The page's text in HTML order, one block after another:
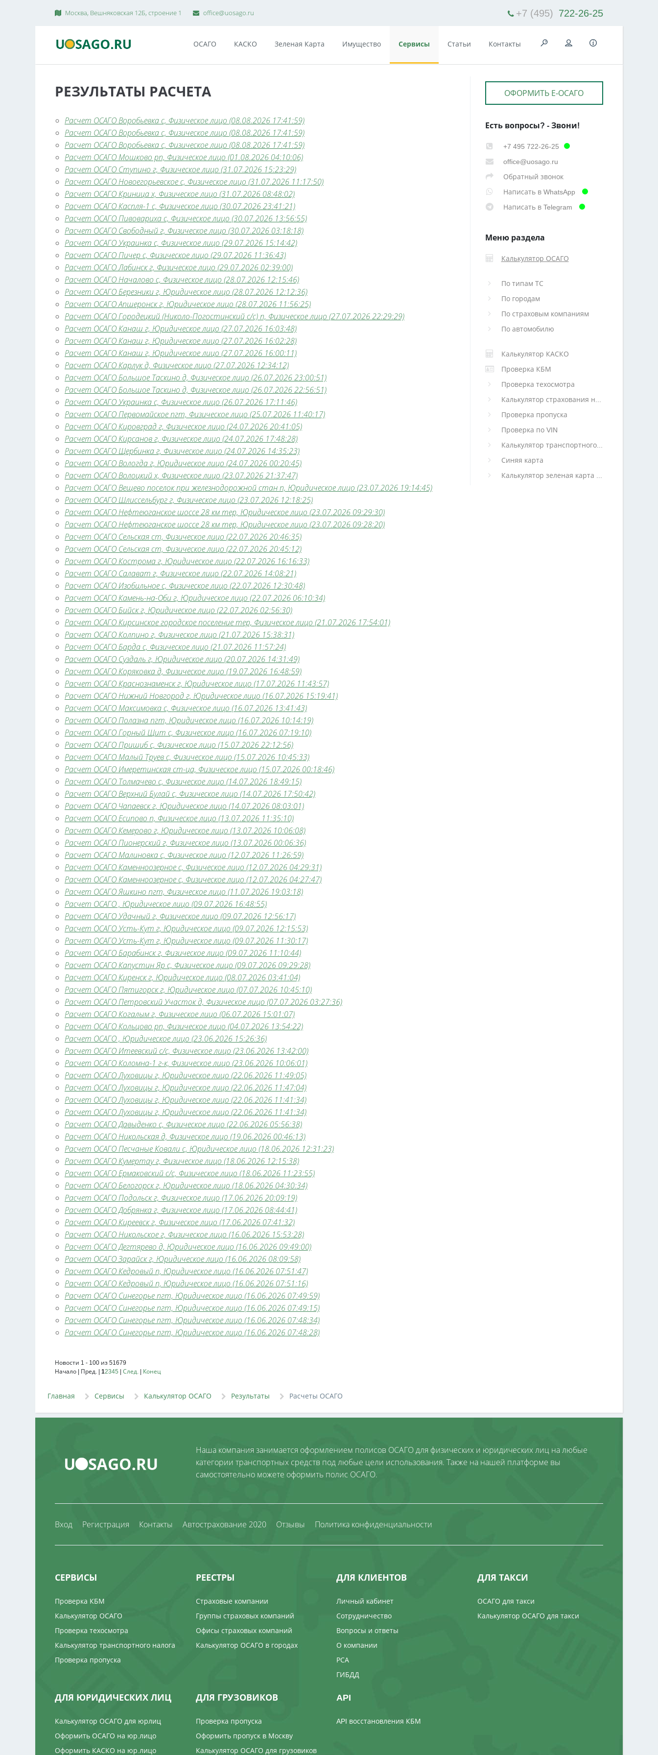
Москва, Вешняковская 12Б, строение 1 office@uosago.ru +7 (495) 722-26-25
ОСАГО КАСКО Зеленая Карта Имущество Сервисы Статьи Контакты
РЕЗУЛЬТАТЫ РАСЧЕТА
Расчет ОСАГО Воробьевка с, Физическое лицо (08.08.2026 17:41:59)
Расчет ОСАГО Воробьевка с, Физическое лицо (08.08.2026 17:41:59)
Расчет ОСАГО Воробьевка с, Физическое лицо (08.08.2026 17:41:59)
Расчет ОСАГО Мошково рп, Физическое лицо (01.08.2026 04:10:06)
Расчет ОСАГО Ступино г, Физическое лицо (31.07.2026 15:23:29)
Расчет ОСАГО Новоегорьевское с, Физическое лицо (31.07.2026 11:17:50)
Расчет ОСАГО Криница х, Физическое лицо (31.07.2026 08:48:02)
Расчет ОСАГО Каспля-1 с, Физическое лицо (30.07.2026 23:41:21)
Расчет ОСАГО Пивовариха с, Физическое лицо (30.07.2026 13:56:55)
Расчет ОСАГО Свободный г, Физическое лицо (30.07.2026 03:18:18)
Расчет ОСАГО Украинка с, Физическое лицо (29.07.2026 15:14:42)
Расчет ОСАГО Пичер с, Физическое лицо (29.07.2026 11:36:43)
Расчет ОСАГО Лабинск г, Физическое лицо (29.07.2026 02:39:00)
Расчет ОСАГО Началово с, Физическое лицо (28.07.2026 12:15:46)
Расчет ОСАГО Березники г, Юридическое лицо (28.07.2026 12:12:36)
Расчет ОСАГО Апшеронск г, Юридическое лицо (28.07.2026 11:56:25)
Расчет ОСАГО Городецкий (Николо-Погостинский с/с) п, Физическое лицо (27.07.2026 22:29:29)
Расчет ОСАГО Канаш г, Юридическое лицо (27.07.2026 16:03:48)
Расчет ОСАГО Канаш г, Юридическое лицо (27.07.2026 16:02:28)
Расчет ОСАГО Канаш г, Юридическое лицо (27.07.2026 16:00:11)
Расчет ОСАГО Карлук д, Физическое лицо (27.07.2026 12:34:12)
Расчет ОСАГО Большое Таскино д, Физическое лицо (26.07.2026 23:00:51)
Расчет ОСАГО Большое Таскино д, Физическое лицо (26.07.2026 22:56:51)
Расчет ОСАГО Украинка с, Физическое лицо (26.07.2026 17:11:46)
Расчет ОСАГО Первомайское пгт, Физическое лицо (25.07.2026 11:40:17)
Расчет ОСАГО Кировград г, Физическое лицо (24.07.2026 20:41:05)
Расчет ОСАГО Кирсанов г, Физическое лицо (24.07.2026 17:48:28)
Расчет ОСАГО Щербинка г, Физическое лицо (24.07.2026 14:35:23)
Расчет ОСАГО Вологда г, Юридическое лицо (24.07.2026 00:20:45)
Расчет ОСАГО Волоцкий х, Физическое лицо (23.07.2026 21:37:47)
Расчет ОСАГО Вещево поселок при железнодорожной стан п, Юридическое лицо (23.07.2026 19:14:45)
Расчет ОСАГО Шлиссельбург г, Физическое лицо (23.07.2026 12:18:25)
Расчет ОСАГО Нефтеюганское шоссе 28 км тер, Юридическое лицо (23.07.2026 09:29:30)
Расчет ОСАГО Нефтеюганское шоссе 28 км тер, Юридическое лицо (23.07.2026 09:28:20)
Расчет ОСАГО Сельская ст, Физическое лицо (22.07.2026 20:46:35)
Расчет ОСАГО Сельская ст, Физическое лицо (22.07.2026 20:45:12)
Расчет ОСАГО Кострома г, Юридическое лицо (22.07.2026 16:16:33)
Расчет ОСАГО Салават г, Физическое лицо (22.07.2026 14:08:21)
Расчет ОСАГО Изобильное с, Физическое лицо (22.07.2026 12:30:48)
Расчет ОСАГО Камень-на-Оби г, Юридическое лицо (22.07.2026 06:10:34)
Расчет ОСАГО Бийск г, Юридическое лицо (22.07.2026 02:56:30)
Расчет ОСАГО Кирсинское городское поселение тер, Физическое лицо (21.07.2026 17:54:01)
Расчет ОСАГО Колпино г, Физическое лицо (21.07.2026 15:38:31)
Расчет ОСАГО Барда с, Физическое лицо (21.07.2026 11:57:24)
Расчет ОСАГО Суздаль г, Юридическое лицо (20.07.2026 14:31:49)
Расчет ОСАГО Коряковка д, Физическое лицо (19.07.2026 16:48:59)
Расчет ОСАГО Краснознаменск г, Юридическое лицо (17.07.2026 11:43:57)
Расчет ОСАГО Нижний Новгород г, Юридическое лицо (16.07.2026 15:19:41)
Расчет ОСАГО Максимовка с, Физическое лицо (16.07.2026 13:41:43)
Расчет ОСАГО Полазна пгт, Юридическое лицо (16.07.2026 10:14:19)
Расчет ОСАГО Горный Щит с, Физическое лицо (16.07.2026 07:19:10)
Расчет ОСАГО Пришиб с, Физическое лицо (15.07.2026 22:12:56)
Расчет ОСАГО Малый Труев с, Физическое лицо (15.07.2026 10:45:33)
Расчет ОСАГО Имеретинская ст-ца, Физическое лицо (15.07.2026 00:18:46)
Расчет ОСАГО Толмачево с, Физическое лицо (14.07.2026 18:49:15)
Расчет ОСАГО Верхний Булай с, Физическое лицо (14.07.2026 17:50:42)
Расчет ОСАГО Чапаевск г, Юридическое лицо (14.07.2026 08:03:01)
Расчет ОСАГО Есипово п, Физическое лицо (13.07.2026 11:35:10)
Расчет ОСАГО Кемерово г, Юридическое лицо (13.07.2026 10:06:08)
Расчет ОСАГО Пионерский г, Физическое лицо (13.07.2026 00:06:36)
Расчет ОСАГО Малиновка с, Физическое лицо (12.07.2026 11:26:59)
Расчет ОСАГО Каменноозерное с, Физическое лицо (12.07.2026 04:29:31)
Расчет ОСАГО Каменноозерное с, Физическое лицо (12.07.2026 04:27:47)
Расчет ОСАГО Яшкино пгт, Физическое лицо (11.07.2026 19:03:18)
Расчет ОСАГО , Юридическое лицо (09.07.2026 16:48:55)
Расчет ОСАГО Удачный г, Физическое лицо (09.07.2026 12:56:17)
Расчет ОСАГО Усть-Кут г, Юридическое лицо (09.07.2026 12:15:53)
Расчет ОСАГО Усть-Кут г, Юридическое лицо (09.07.2026 11:30:17)
Расчет ОСАГО Барабинск г, Физическое лицо (09.07.2026 11:10:44)
Расчет ОСАГО Капустин Яр с, Физическое лицо (09.07.2026 09:29:28)
Расчет ОСАГО Киренск г, Юридическое лицо (08.07.2026 03:41:04)
Расчет ОСАГО Пятигорск г, Юридическое лицо (07.07.2026 10:45:10)
Расчет ОСАГО Петровский Участок д, Физическое лицо (07.07.2026 03:27:36)
Расчет ОСАГО Когалым г, Физическое лицо (06.07.2026 15:01:07)
Расчет ОСАГО Кольцово рп, Физическое лицо (04.07.2026 13:54:22)
Расчет ОСАГО , Юридическое лицо (23.06.2026 15:26:36)
Расчет ОСАГО Итеевский с/с, Физическое лицо (23.06.2026 13:42:00)
Расчет ОСАГО Коломна-1 г-к, Физическое лицо (23.06.2026 10:06:01)
Расчет ОСАГО Луховицы г, Юридическое лицо (22.06.2026 11:49:05)
Расчет ОСАГО Луховицы г, Юридическое лицо (22.06.2026 11:47:04)
Расчет ОСАГО Луховицы г, Юридическое лицо (22.06.2026 11:41:34)
Расчет ОСАГО Луховицы г, Юридическое лицо (22.06.2026 11:41:34)
Расчет ОСАГО Давыденко с, Физическое лицо (22.06.2026 05:56:38)
Расчет ОСАГО Никольская д, Физическое лицо (19.06.2026 00:46:13)
Расчет ОСАГО Песчаные Ковали с, Юридическое лицо (18.06.2026 12:31:23)
Расчет ОСАГО Кумертау г, Физическое лицо (18.06.2026 12:15:38)
Расчет ОСАГО Ермаковский с/с, Физическое лицо (18.06.2026 11:23:55)
Расчет ОСАГО Белогорск г, Юридическое лицо (18.06.2026 04:30:34)
Расчет ОСАГО Подольск г, Физическое лицо (17.06.2026 20:09:19)
Расчет ОСАГО Добрянка г, Физическое лицо (17.06.2026 08:44:41)
Расчет ОСАГО Киреевск г, Физическое лицо (17.06.2026 07:41:32)
Расчет ОСАГО Никольское г, Физическое лицо (16.06.2026 15:53:28)
Расчет ОСАГО Дегтярево д, Юридическое лицо (16.06.2026 09:49:00)
Расчет ОСАГО Зарайск г, Юридическое лицо (16.06.2026 08:09:58)
Расчет ОСАГО Кедровый п, Юридическое лицо (16.06.2026 07:51:47)
Расчет ОСАГО Кедровый п, Юридическое лицо (16.06.2026 07:51:16)
Расчет ОСАГО Синегорье пгт, Юридическое лицо (16.06.2026 07:49:59)
Расчет ОСАГО Синегорье пгт, Юридическое лицо (16.06.2026 07:49:15)
Расчет ОСАГО Синегорье пгт, Юридическое лицо (16.06.2026 07:48:34)
Расчет ОСАГО Синегорье пгт, Юридическое лицо (16.06.2026 07:48:28)
Новости 1 - 100 из 51679
Начало | Пред. | 12345 | След. | Конец
ОФОРМИТЬ Е-ОСАГО
Есть вопросы? - Звони!
+7 495 722-26-25
office@uosago.ru
Обратный звонок
Написать в WhatsApp
Написать в Telegram
Меню раздела
Калькулятор ОСАГО
По типам ТС
По городам
По страховым компаниям
По автомобилю
Калькулятор КАСКО
Проверка КБМ
Проверка техосмотра
Калькулятор страхования недвижимости
Проверка пропуска
Проверка по VIN
Калькулятор транспортного налога
Синяя карта
Калькулятор зеленая карта (архив)
Главная Сервисы Калькулятор ОСАГО Результаты Расчеты ОСАГО
Наша компания занимается оформлением полисов ОСАГО для физических и юридических лиц на любые
категории транспортных средств под любые цели использования. Также на нашей платформе вы
самостоятельно можете оформить полис ОСАГО.
Вход Регистрация Контакты Автострахование 2020 Отзывы Политика конфиденциальности
СЕРВИСЫ
Проверка КБМ
Калькулятор ОСАГО
Проверка техосмотра
Калькулятор транспортного налога
Проверка пропуска
РЕЕСТРЫ
Страховые компании
Группы страховых компаний
Офисы страховых компаний
Калькулятор ОСАГО в городах
ДЛЯ КЛИЕНТОВ
Личный кабинет
Сотрудничество
Вопросы и ответы
О компании
РСА
ГИБДД
ДЛЯ ТАКСИ
ОСАГО для такси
Калькулятор ОСАГО для такси
ДЛЯ ЮРИДИЧЕСКИХ ЛИЦ
Калькулятор ОСАГО для юрлиц
Оформить ОСАГО на юр.лицо
Оформить КАСКО на юр.лицо
ДЛЯ ГРУЗОВИКОВ
Проверка пропуска
Оформить пропуск в Москву
Калькулятор ОСАГО для грузовиков
API
API восстановления КБМ